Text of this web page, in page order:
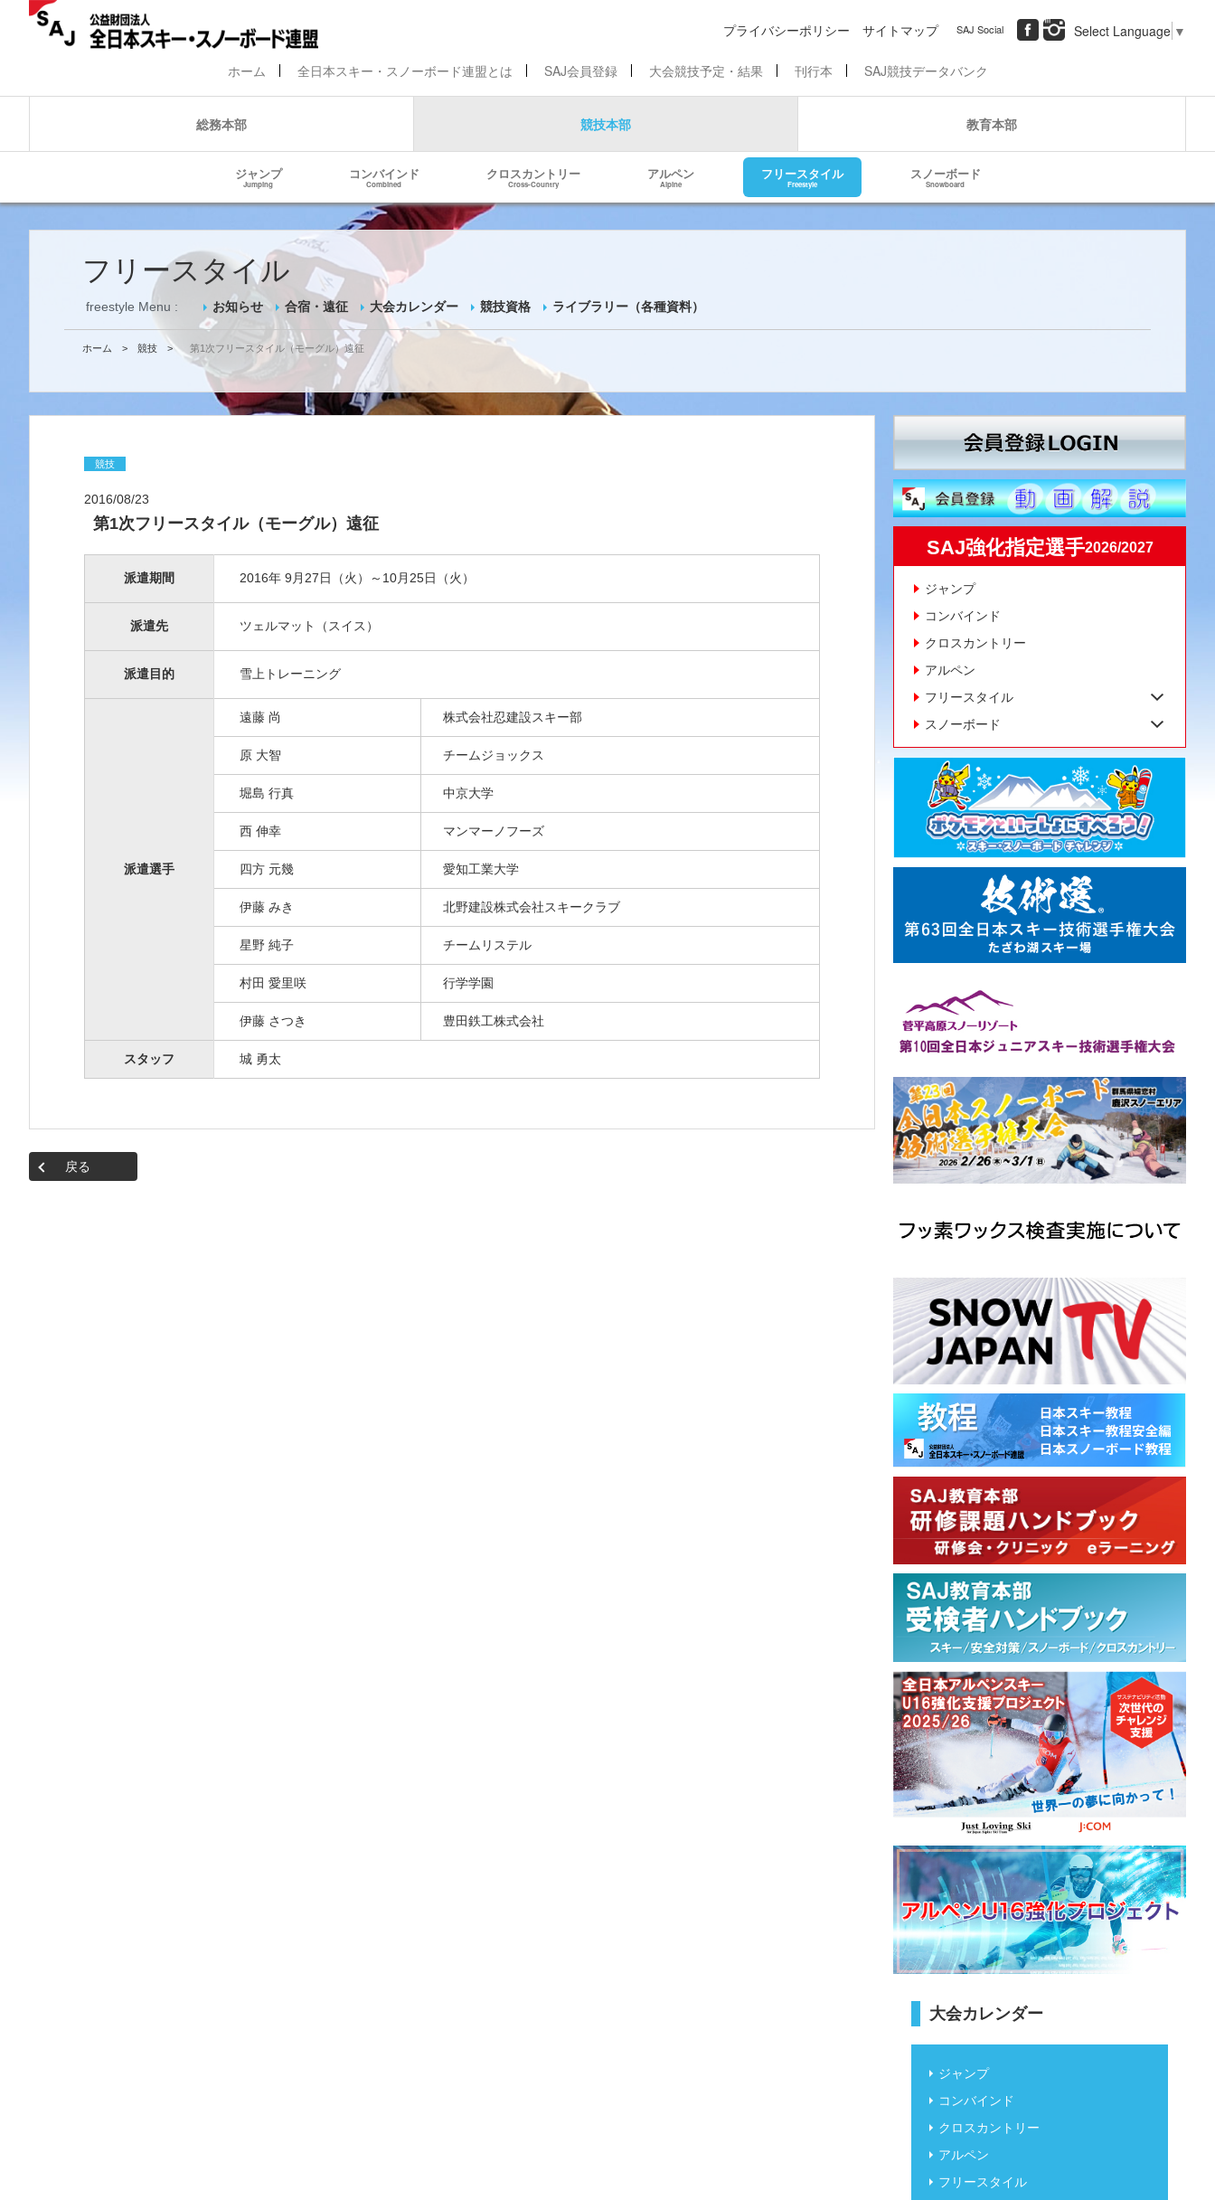
プライバシーポリシー サイトマップ SAJ Social Select Language ▼
ホーム 全日本スキー・スノーボード連盟とは SAJ会員登録 大会競技予定・結果 刊行本 SAJ競技データバンク
総務本部 競技本部 教育本部
ジャンプ
Jumping
コンバインド
Combined
クロスカントリー
Cross-Country
アルペン
Alpine
フリースタイル
Freestyle
スノーボード
Snowboard
フリースタイル
freestyle Menu : お知らせ 合宿・遠征 大会カレンダー 競技資格 ライブラリー（各種資料）
ホーム > 競技 > 第1次フリースタイル（モーグル）遠征
競技
2016/08/23
第1次フリースタイル（モーグル）遠征
派遣期間 2016年 9月27日（火）～10月25日（火）
派遣先 ツェルマット（スイス）
派遣目的 雪上トレーニング
派遣選手
遠藤 尚 株式会社忍建設スキー部
原 大智 チームジョックス
堀島 行真 中京大学
西 伸幸 マンマーノフーズ
四方 元幾 愛知工業大学
伊藤 みき 北野建設株式会社スキークラブ
星野 純子 チームリステル
村田 愛里咲 行学学園
伊藤 さつき 豊田鉄工株式会社
スタッフ 城 勇太
戻る
SAJ強化指定選手2026/2027
ジャンプ
コンバインド
クロスカントリー
アルペン
フリースタイル
スノーボード
大会カレンダー
ジャンプ
コンバインド
クロスカントリー
アルペン
フリースタイル